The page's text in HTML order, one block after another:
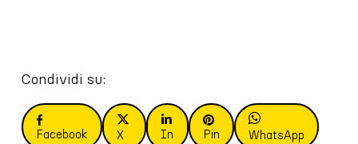
Condividi su:
Facebook X In Pin WhatsApp